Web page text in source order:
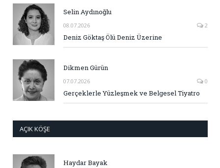
Selin Aydınoğlu
08.07.2026 2
Deniz Göktaş Ölü Deniz Üzerine
Dikmen Gürün
07.07.2026 0
Gerçeklerle Yüzleşmek ve Belgesel Tiyatro
AÇIK KÖŞE
Haydar Bayak